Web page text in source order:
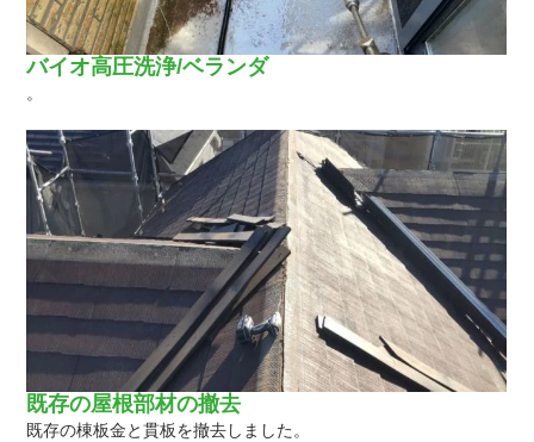
バイオ高圧洗浄/ベランダ
。
既存の屋根部材の撤去
既存の棟板金と貫板を撤去しました。